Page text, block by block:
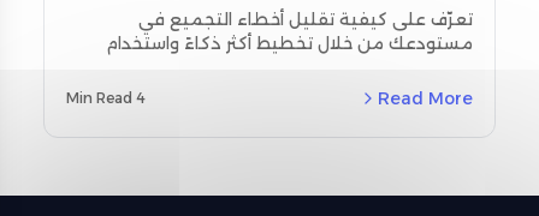
تحسين التخطيط واستخدام أدوات
المسح
تعرّف على كيفية تقليل أخطاء التجميع في
مستودعك من خلال تخطيط أكثر ذكاءً واستخدام
مخصصة لمنطقة الشرق الأوسط وشمال أفريقيا
المستودعات من أومنيفل (Omniful WMS).
Read More
4 Min Read